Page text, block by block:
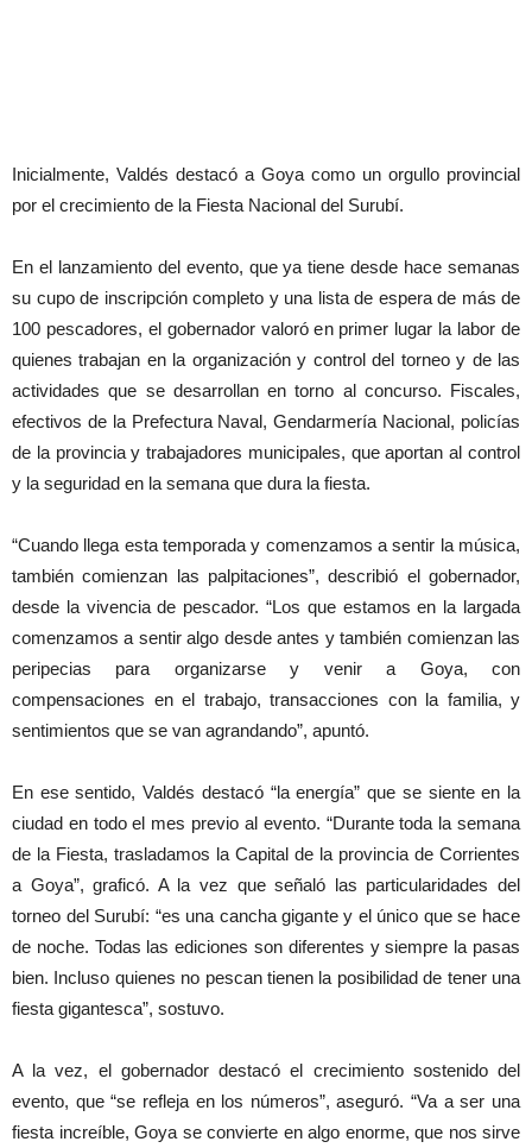
Inicialmente, Valdés destacó a Goya como un orgullo provincial
por el crecimiento de la Fiesta Nacional del Surubí.
En el lanzamiento del evento, que ya tiene desde hace semanas
su cupo de inscripción completo y una lista de espera de más de
100 pescadores, el gobernador valoró en primer lugar la labor de
quienes trabajan en la organización y control del torneo y de las
actividades que se desarrollan en torno al concurso. Fiscales,
efectivos de la Prefectura Naval, Gendarmería Nacional, policías
de la provincia y trabajadores municipales, que aportan al control
y la seguridad en la semana que dura la fiesta.
“Cuando llega esta temporada y comenzamos a sentir la música,
también comienzan las palpitaciones”, describió el gobernador,
desde la vivencia de pescador. “Los que estamos en la largada
comenzamos a sentir algo desde antes y también comienzan las
peripecias para organizarse y venir a Goya, con
compensaciones en el trabajo, transacciones con la familia, y
sentimientos que se van agrandando”, apuntó.
En ese sentido, Valdés destacó “la energía” que se siente en la
ciudad en todo el mes previo al evento. “Durante toda la semana
de la Fiesta, trasladamos la Capital de la provincia de Corrientes
a Goya”, graficó. A la vez que señaló las particularidades del
torneo del Surubí: “es una cancha gigante y el único que se hace
de noche. Todas las ediciones son diferentes y siempre la pasas
bien. Incluso quienes no pescan tienen la posibilidad de tener una
fiesta gigantesca”, sostuvo.
A la vez, el gobernador destacó el crecimiento sostenido del
evento, que “se refleja en los números”, aseguró. “Va a ser una
fiesta increíble, Goya se convierte en algo enorme, que nos sirve